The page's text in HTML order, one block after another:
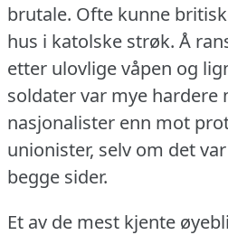
brutale. Ofte kunne
hus i katolske strøk. Å
etter ulovlige våpen og
soldater var mye
nasjonalister enn mot
unionister, selv om det
begge sider.
Et av de mest kjente